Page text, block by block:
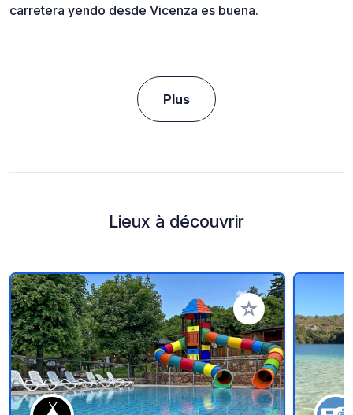
carretera yendo desde Vicenza es buena.
Plus
Lieux à découvrir
Ajouter à vos